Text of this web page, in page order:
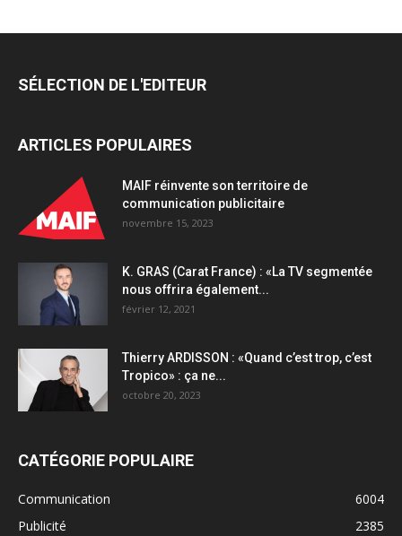
SÉLECTION DE L'EDITEUR
ARTICLES POPULAIRES
MAIF réinvente son territoire de
communication publicitaire
novembre 15, 2023
K. GRAS (Carat France) : «La TV segmentée
nous offrira également...
février 12, 2021
Thierry ARDISSON : «Quand c’est trop, c’est
Tropico» : ça ne...
octobre 20, 2023
CATÉGORIE POPULAIRE
Communication
6004
Publicité
2385